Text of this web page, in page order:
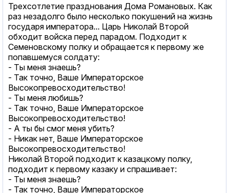
Трехсотлетие празднования Дома Романовых. Как
раз незадолго было несколько покушений на жизнь
государя императора... Царь Николай Второй
обходит войска перед парадом. Подходит к
Семеновскому полку и обращается к первому же
попавшемуся солдату:
- Ты меня знаешь?
- Так точно, Ваше Императорское
Высокопревосходительство!
- Ты меня любишь?
- Так точно, Ваше Императорское
Высокопревосходительство!
- А ты бы смог меня убить?
- Никак нет, Ваше Императорское
Высокопревосходительство!
Николай Второй подходит к казацкому полку,
подходит к первому казаку и спрашивает:
- Ты меня знаешь?
- Так точно, Ваше Императорское